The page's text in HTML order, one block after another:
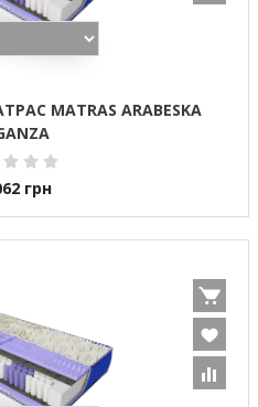
MATRAS ARABESKA
грн